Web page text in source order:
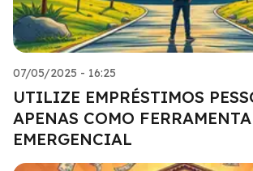
07/05/2025 - 16:25
UTILIZE EMPRÉSTIMOS
APENAS COMO FERRAMENTA
EMERGENCIAL